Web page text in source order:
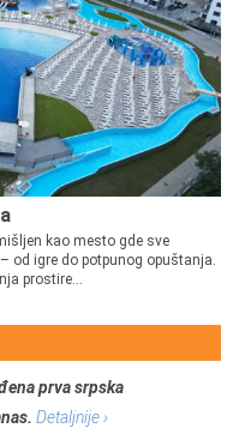
kao mesto gde sve
od igre do potpunog opuštanja.
prostire...
prva srpska
Detaljnije ›